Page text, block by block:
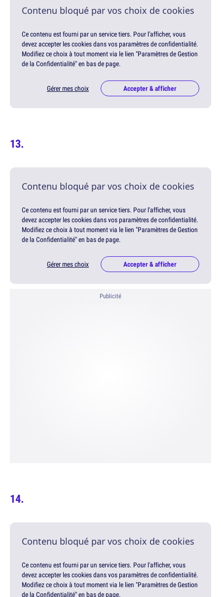
Contenu bloqué par vos choix de cookies
Ce contenu est fourni par un service tiers. Pour l'afficher, vous
devez accepter les cookies dans vos paramètres de confidentialité.
Modifiez ce choix à tout moment via le lien "Paramètres de Gestion
de la Confidentialité" en bas de page.
Gérer mes choix Accepter & afficher
Contenu bloqué par vos choix de cookies
Ce contenu est fourni par un service tiers. Pour l'afficher, vous
devez accepter les cookies dans vos paramètres de confidentialité.
Modifiez ce choix à tout moment via le lien "Paramètres de Gestion
de la Confidentialité" en bas de page.
Gérer mes choix Accepter & afficher
Publicité
Contenu bloqué par vos choix de cookies
Ce contenu est fourni par un service tiers. Pour l'afficher, vous
devez accepter les cookies dans vos paramètres de confidentialité.
Modifiez ce choix à tout moment via le lien "Paramètres de Gestion
de la Confidentialité" en bas de page.